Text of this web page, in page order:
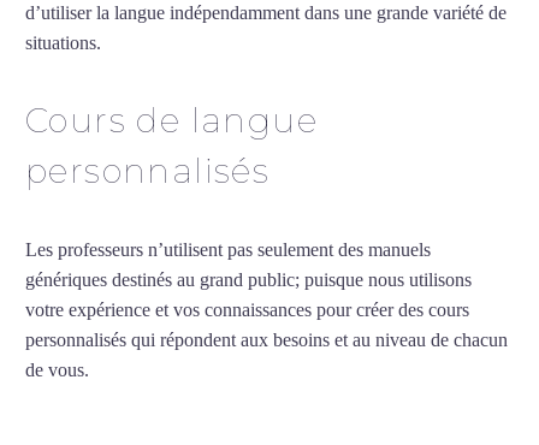
d’utiliser la langue indépendamment dans une grande variété de
situations.
Cours de langue
personnalisés
Les professeurs n’utilisent pas seulement des manuels
génériques destinés au grand public; puisque nous utilisons
votre expérience et vos connaissances pour créer des cours
personnalisés qui répondent aux besoins et au niveau de chacun
de vous.